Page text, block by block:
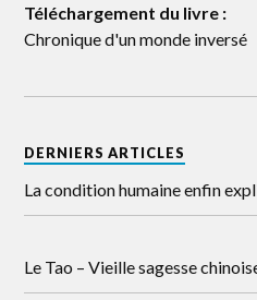
Téléchargement du livre :
Chronique d'un monde inversé
DERNIERS ARTICLES
La condition humaine enfin
Le Tao – Vieille sagesse